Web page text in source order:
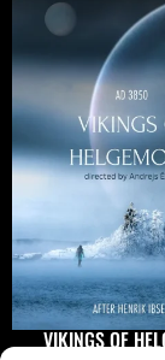
VIKINGS OF